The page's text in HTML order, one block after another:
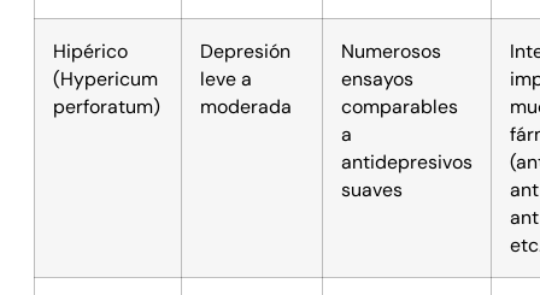
Hipérico
(Hypericum
perforatum)
Depresión
leve a
moderada
Numerosos
ensayos
comparables
a
antidepresivos
suaves